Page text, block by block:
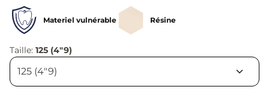
Materiel vulnérable Résine
Taille: 125 (4"9)